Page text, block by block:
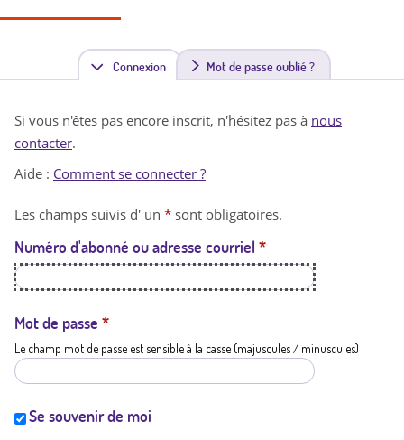
Connexion(
n
t
a
t
i
Mot de passe oublié ?
Si vous n'êtes pas encore inscrit, n'hésitez pas à nous
contacter.
Aide : Comment se connecter ?
Les champs suivis d' un * sont obligatoires.
Numéro d'abonné ou adresse courriel *
Mot de passe *
Le champ mot de passe est sensible à la casse (majuscules / minuscules)
Se souvenir de moi